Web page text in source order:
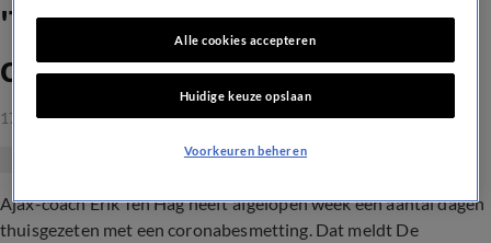
'Ten Hag zat zelf thuis met
coronabesmetting'
17 jan 2022, 08:40
Ajax-coach Erik Ten Hag heeft afgelopen week een aantal dagen
thuisgezeten met een coronabesmetting. Dat meldt De
Alle cookies accepteren
Huidige keuze opslaan
Voorkeuren beheren